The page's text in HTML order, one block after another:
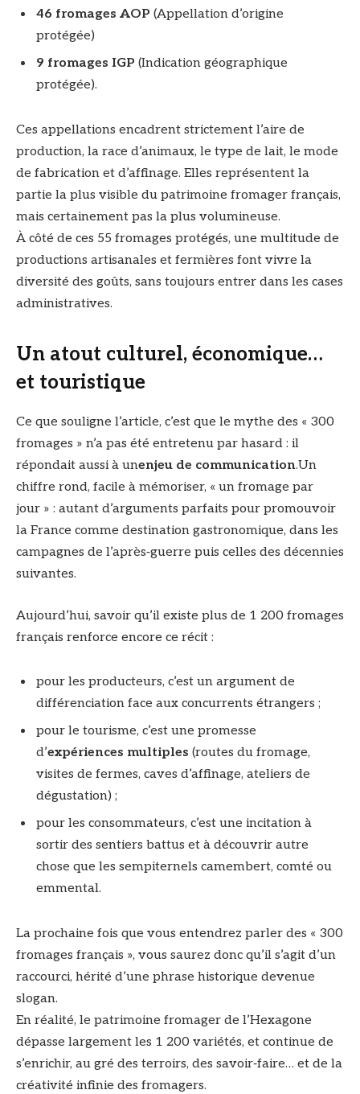
46 fromages AOP (Appellation d’origine
protégée)
9 fromages IGP (Indication géographique
protégée).
Ces appellations encadrent strictement l’aire de
production, la race d’animaux, le type de lait, le mode
de fabrication et d’affinage. Elles représentent la
partie la plus visible du patrimoine fromager français,
mais certainement pas la plus volumineuse.
À côté de ces 55 fromages protégés, une multitude de
productions artisanales et fermières font vivre la
diversité des goûts, sans toujours entrer dans les cases
administratives.
Un atout culturel, économique…
et touristique
Ce que souligne l’article, c’est que le mythe des « 300
fromages » n’a pas été entretenu par hasard : il
répondait aussi à unenjeu de communication.Un
chiffre rond, facile à mémoriser, « un fromage par
jour » : autant d’arguments parfaits pour promouvoir
la France comme destination gastronomique, dans les
campagnes de l’après‑guerre puis celles des décennies
suivantes.
Aujourd’hui, savoir qu’il existe plus de 1 200 fromages
français renforce encore ce récit :
pour les producteurs, c’est un argument de
différenciation face aux concurrents étrangers ;
pour le tourisme, c’est une promesse
d’expériences multiples (routes du fromage,
visites de fermes, caves d’affinage, ateliers de
dégustation) ;
pour les consommateurs, c’est une incitation à
sortir des sentiers battus et à découvrir autre
chose que les sempiternels camembert, comté ou
emmental.
La prochaine fois que vous entendrez parler des « 300
fromages français », vous saurez donc qu’il s’agit d’un
raccourci, hérité d’une phrase historique devenue
slogan.
En réalité, le patrimoine fromager de l’Hexagone
dépasse largement les 1 200 variétés, et continue de
s’enrichir, au gré des terroirs, des savoir‑faire… et de la
créativité infinie des fromagers.